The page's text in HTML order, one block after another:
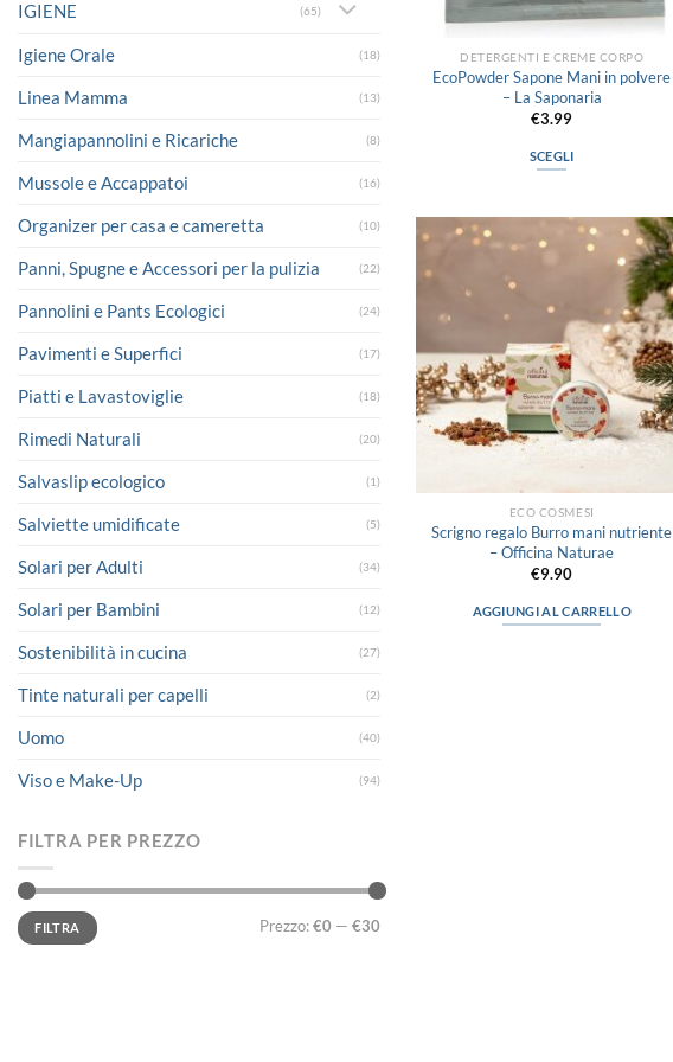
IGIENE (65)
Igiene Orale (18)
Linea Mamma (13)
Mangiapannolini e Ricariche (8)
Mussole e Accappatoi (16)
Organizer per casa e cameretta (10)
Panni, Spugne e Accessori per la pulizia (22)
Pannolini e Pants Ecologici (24)
Pavimenti e Superfici (17)
Piatti e Lavastoviglie (18)
Rimedi Naturali (20)
Salvaslip ecologico (1)
Salviette umidificate (5)
Solari per Adulti (34)
Solari per Bambini (12)
Sostenibilità in cucina (27)
Tinte naturali per capelli (2)
Uomo (40)
Viso e Make-Up (94)
FILTRA PER PREZZO
Prezzo
Min
Prezzo
MaxFILTRA Prezzo:€0 — €30
DETERGENTI E CREME CORPO
EcoPowder Sapone Mani in polvere
– La Saponaria
€3.99
SCEGLI
Le
opzioni
possono
essere
scelte
nella
prodotto
Aggiungi
alla lista
dei
desideri
ECO COSMESI
Scrigno regalo Burro mani nutriente
– Officina Naturae
€9.90
AGGIUNGI AL CARRELLO